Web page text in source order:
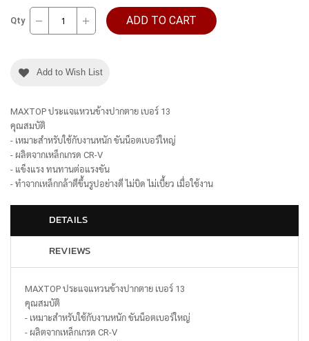
Qty ADD TO CART
Add to Wish List
MAXTOP ประแจแหวนข้างปากตาย เบอร์ 13
คุณสมบัติ
- เหมาะสำหรับใช้กับงานหนัก ขันน็อตเบอร์ใหญ่
- ผลิตจากเหล็กเกรด CR-V
- แข็งแรง ทนทานต่อแรงขัน
- ทำจากเหล็กกล้าตีขึ้นรูปอย่างดี ไม่บิด ไม่เบี้ยว เมื่อใช้งาน
DETAILS
REVIEWS
MAXTOP ประแจแหวนข้างปากตาย เบอร์ 13
คุณสมบัติ
- เหมาะสำหรับใช้กับงานหนัก ขันน็อตเบอร์ใหญ่
- ผลิตจากเหล็กเกรด CR-V